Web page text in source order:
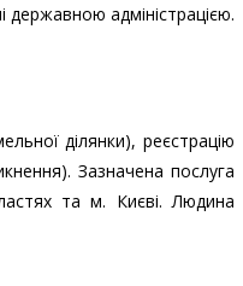
державною адміністрацією.
ділянки), реєстрацію
Зазначена послуга
та м. Києві. Людина